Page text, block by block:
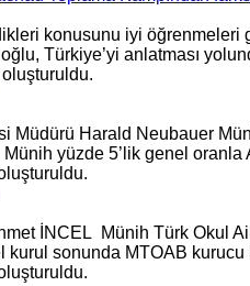
konusunu iyi öğrenmeleri
Türkiye’yi anlatması
Müdürü Harald Neubauer
yüzde 5’lik genel oranla
İNCEL Münih Türk Okul
kurul sonunda MTOAB